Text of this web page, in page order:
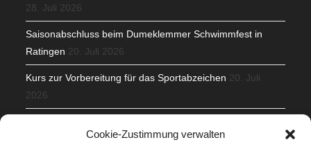
Cookie-Zustimmung verwalten
28. Juli 2026
Saisonabschluss beim Dumeklemmer Schwimmfest in
Ratingen 20. Juli 2026
Kurs zur Vorbereitung für das Sportabzeichen 20. Juli
2026